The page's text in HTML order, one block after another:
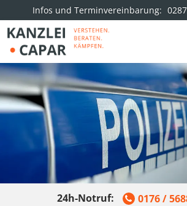
Infos und Terminvereinbarung:
24h-Notruf: 0176 /